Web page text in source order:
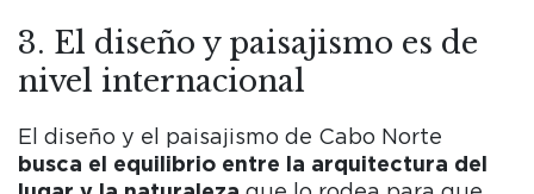
3. El diseño y paisajismo es de
nivel internacional
El diseño y el paisajismo de Cabo Norte
busca el equilibrio entre la arquitectura del